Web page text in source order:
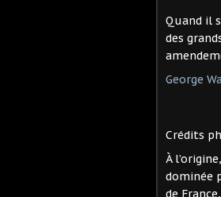
Quand il
des
George
Crédits
À
dominée
de